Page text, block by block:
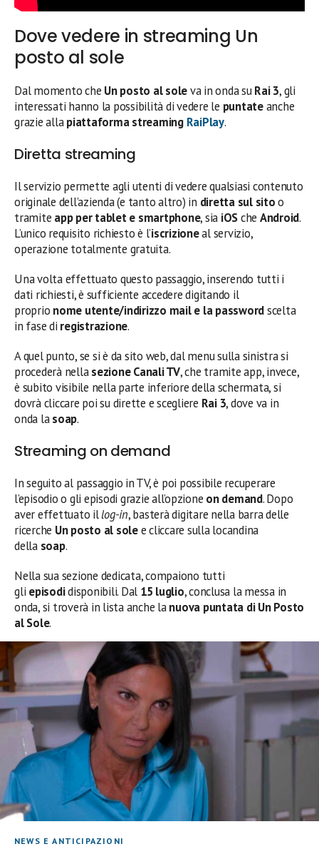
Dove vedere in streaming Un
posto al sole
Dal momento che Un posto al soleva in onda suRai 3, gli
interessati hanno la possibilità di vedere le puntateanche
grazie allapiattaforma streaming RaiPlay.
Diretta streaming
Il servizio permette agli utenti di vedere qualsiasi contenuto
originale dell’azienda (e tanto altro) in diretta sul sitoo
tramite app per tablet e smartphone, sia iOSche Android.
L’unico requisito richiesto è l’iscrizioneal servizio,
operazione totalmente gratuita.
Una volta effettuato questo passaggio, inserendo tutti i
dati richiesti, è sufficiente accedere digitando il
proprio nome utente/indirizzo mail e la passwordscelta
in fase di registrazione.
A quel punto, se si è da sito web, dal menu sulla sinistra si
procederà nellasezione Canali TV, che tramite app, invece,
è subito visibile nella parte inferiore della schermata, si
dovrà cliccare poi su dirette e scegliere Rai 3, dove va in
onda lasoap.
Streaming on demand
In seguito al passaggio in TV, è poi possibile recuperare
l’episodio o gli episodi grazie all’opzione on demand. Dopo
aver effettuato illog-in, basterà digitare nella barra delle
ricerche Un posto al solee cliccare sulla locandina
della soap.
Nella sua sezione dedicata, compaiono tutti
gli episodidisponibili. Dal 15 luglio, conclusa la messa in
onda, si troverà in lista anche lanuova puntata di Un Posto
al Sole.
NEWS E ANTICIPAZIONI